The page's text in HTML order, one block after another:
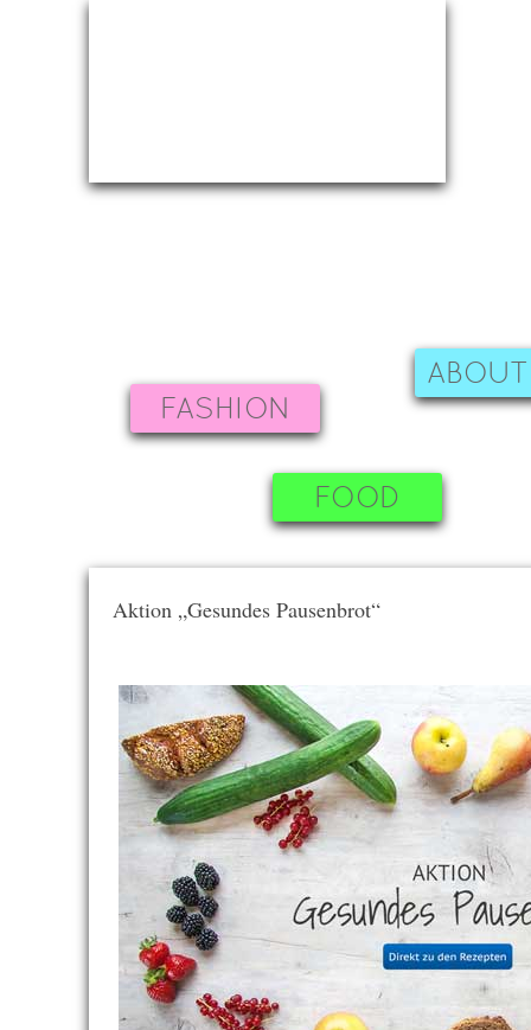
FASHION
FOOD
Aktion „Gesundes Pausenbrot“